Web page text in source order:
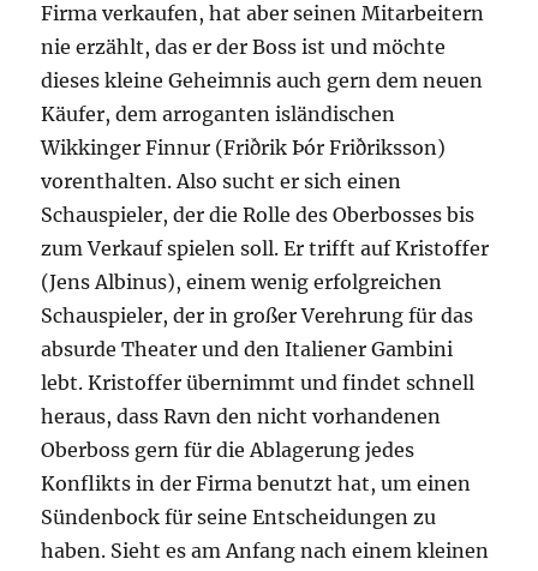
Firma verkaufen, hat aber seinen Mitarbeitern
nie erzählt, das er der Boss ist und möchte
dieses kleine Geheimnis auch gern dem neuen
Käufer, dem arroganten isländischen
Wikkinger Finnur (Friðrik Þór Friðriksson)
vorenthalten. Also sucht er sich einen
Schauspieler, der die Rolle des Oberbosses bis
zum Verkauf spielen soll. Er trifft auf Kristoffer
(Jens Albinus), einem wenig erfolgreichen
Schauspieler, der in großer Verehrung für das
absurde Theater und den Italiener Gambini
lebt. Kristoffer übernimmt und findet schnell
heraus, dass Ravn den nicht vorhandenen
Oberboss gern für die Ablagerung jedes
Konflikts in der Firma benutzt hat, um einen
Sündenbock für seine Entscheidungen zu
haben. Sieht es am Anfang nach einem kleinen